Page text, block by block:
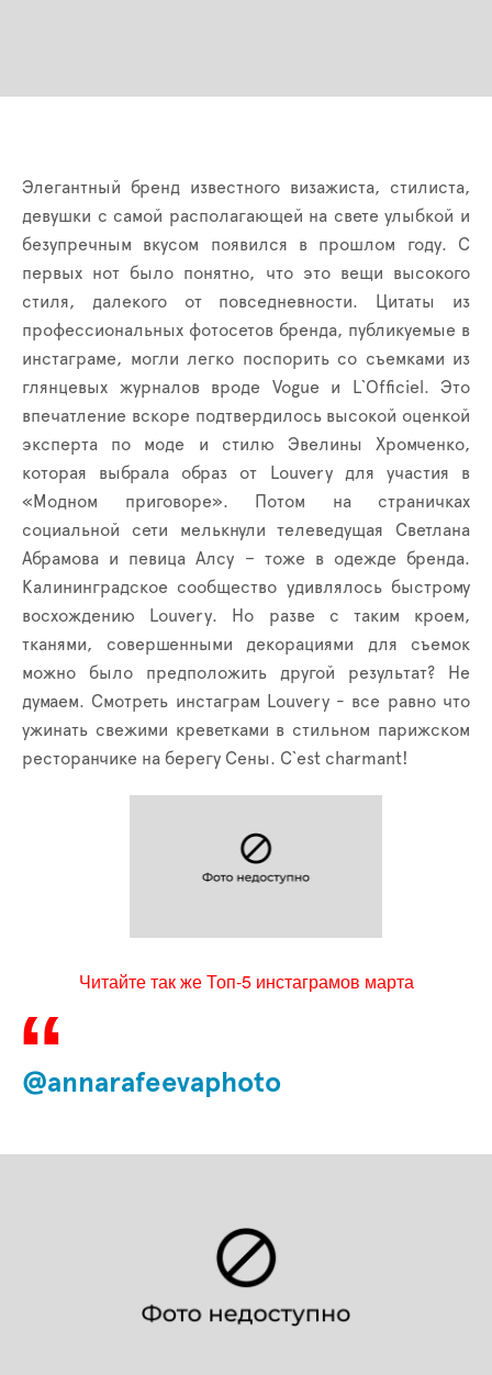
Элегантный бренд известного визажиста, стилиста,
девушки с самой располагающей на свете улыбкой и
безупречным вкусом появился в прошлом году. С
первых нот было понятно, что это вещи высокого
стиля, далекого от повседневности. Цитаты из
профессиональных фотосетов бренда, публикуемые в
инстаграме, могли легко поспорить со съемками из
глянцевых журналов вроде Vogue и L`Officiel . Это
впечатление вскоре подтвердилось высокой оценкой
эксперта по моде и стилю Эвелины Хромченко,
которая выбрала образ от
Louveryдля участия в
«Модном приговоре». Потом на страничках
социальной сети мелькнули телеведущая Светлана
Абрамова и певица Алсу – тоже в одежде бренда.
Калининградское сообщество удивлялось быстрому
восхождению
Louvery. Но разве с таким кроем,
тканями, совершенными декорациями для съемок
можно было предположить другой результат? Не
думаем. Смотреть инстаграм
Louvery- все равно что
ужинать свежими креветками в стильном парижском
ресторанчике на берегу Сены. C`est charmant!
Читайте так же Топ-5 инстаграмов марта
@annarafeevaphoto